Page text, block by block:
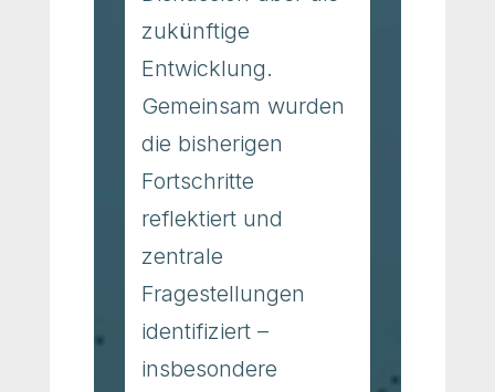
zukünftige
Entwicklung.
Gemeinsam wurden
die bisherigen
Fortschritte
reflektiert und
zentrale
Fragestellungen
identifiziert –
insbesondere